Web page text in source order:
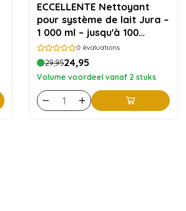
ECCELLENTE Nettoyant
pour système de lait Jura –
1 000 ml – jusqu'à 100
cycles de nettoyage
0 évaluations
29,9524,95
Volume voordeel vanaf 2 stuks